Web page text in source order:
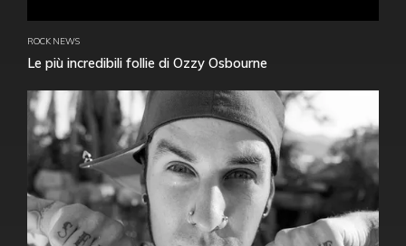
ROCK NEWS
Le più incredibili follie di Ozzy Osbourne